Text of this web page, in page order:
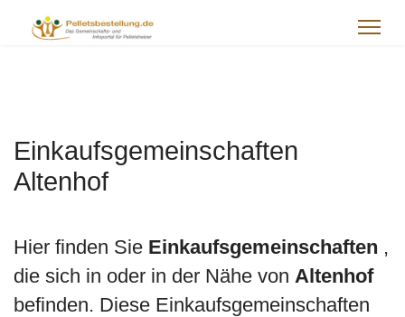
Einkaufsgemeinschaften
Altenhof
Hier finden Sie Einkaufsgemeinschaften ,
die sich in oder in der Nähe von Altenhof
befinden. Diese Einkaufsgemeinschaften